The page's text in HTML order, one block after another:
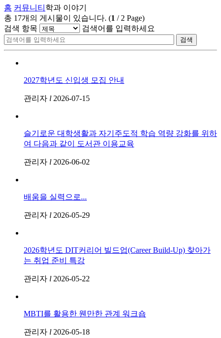
홈 커뮤니티 학과 이야기
총 17개의 게시물이 있습니다. (1 / 2 Page)
검색 항목
검색어를 입력하세요
검색
2027학년도 신입생 모집 안내
관리자 l 2026-07-15
슬기로운 대학생활과 자기주도적 학습 역량 강화를 위하
여 다음과 같이 도서관 이용교육
관리자 l 2026-06-02
배움을 실력으로...
관리자 l 2026-05-29
2026학년도 DIT커리어 빌드업(Career Build-Up) 찾아가
는 취업 준비 특강
관리자 l 2026-05-22
MBTI를 활용한 웬만한 관계 워크숍
관리자 l 2026-05-18